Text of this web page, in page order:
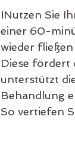
INutzen Sie
einer 60-
wieder
Diese fördert
unterstützt
Behandlung
So vertiefen